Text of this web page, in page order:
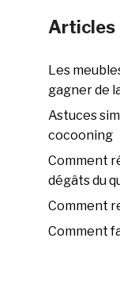
Articles
Les
gagner de
Astuces
cocooning
Comment
dégâts du
Comment
Comment